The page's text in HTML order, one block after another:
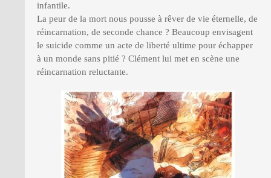
infantile.
La peur de la mort nous pousse à rêver de vie éternelle, de
réincarnation, de seconde chance ? Beaucoup envisagent
le suicide comme un acte de liberté ultime pour échapper
à un monde sans pitié ? Clément lui met en scène une
réincarnation reluctante.